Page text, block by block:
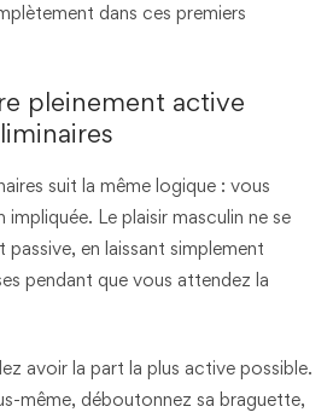
dans ces premiers
pleinement active
suit la même logique : vous
Le plaisir masculin ne se
en laissant simplement
pendant que vous attendez la
avoir la part la plus active possible.
même, déboutonnez sa braguette,